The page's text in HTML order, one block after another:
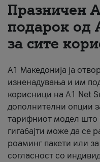
За нас
#ПодобарОнлајн
Празничен
подарок од
за сите
А1 Македонија ја
изненадувања и им
корисници на A1 Net
дополнителни опции
тарифниот модел што
гигабајти може да се
роаминг пакети или
согласност со